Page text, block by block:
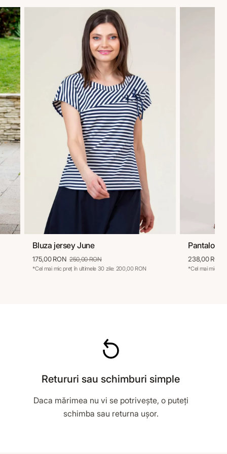
36 38 40
Bluza jersey June
175,00 RON 250,00 RON
*Cel mai mic preț în ultimele 30 zile: 200,00 RON
Pantaloni
238,00 RON
*Cel mai mic
Retururi sau schimburi simple
Daca mărimea nu vi se potrivește, o puteți
schimba sau returna ușor.